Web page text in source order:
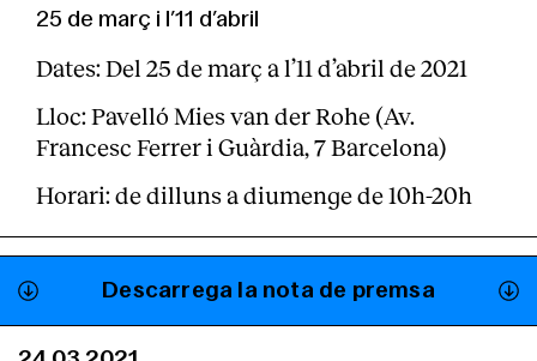
25 de març i l’11 d’abril
Dates: Del 25 de març a l’11 d’abril de 2021
Lloc: Pavelló Mies van der Rohe (Av.
Francesc Ferrer i Guàrdia, 7 Barcelona)
Horari: de dilluns a diumenge de 10h-20h
Descarrega la nota de premsa